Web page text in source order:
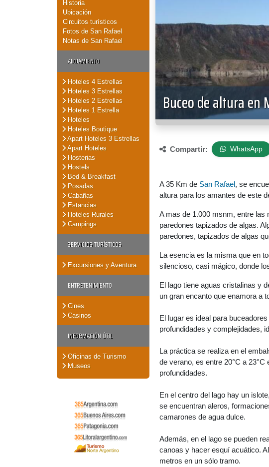
Historia
Ubicación
Circuitos turísticos
Fotos de San Rafael
Notas de San Rafael
ALOJAMIENTO
Hoteles 4 Estrellas
Hoteles 3 Estrellas
Hoteles 2 Estrellas
Hoteles 1 Estrella
Hoteles
Hoteles Boutique
Apart Hoteles 3 Estrellas
Apart Hoteles
Hosterias
Hostels
Bed & Breakfast
Posadas
Cabañas
Estancias
Hoteles Rurales
Campings
SERVICIOS TURÍSTICOS
Excursiones y Aventura
ENTRETENIMIENTO
Cines
Casinos
INFORMACIÓN ÚTIL
Oficinas de Turismo
Museos
Buceo de altura en
Compartir: WhatsApp
A 35 Km de San Rafael, se
altura para los amantes de este
A mas de 1.000 msnm, entre las
paredones tapizados de algas.
paredones, tapizados de algas
La esencia es la misma que en
silencioso, casi mágico, donde
El lago tiene aguas cristalinas y
un gran encanto que enamora a
El lugar es ideal para
profundidades y complejidades,
La práctica se realiza en el
de verano, es entre 20°C a
profundidades.
En el centro del lago hay un
se encuentran aleros,
camarones de agua dulce.
Además, en el lago se pueden
canoas y hacer esquí acuático.
metros en un sólo tramo.